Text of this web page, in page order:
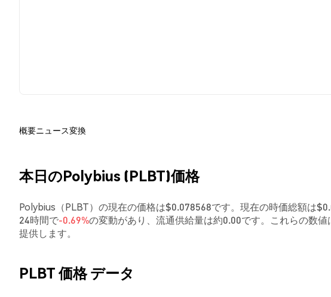
概要ニュース変換
本日のPolybius (PLBT)価格
Polybius（PLBT）の現在の価格は$0.078568です。現在の時価総額は
24時間で-0.69%の変動があり、流通供給量は約0.00です。これらの数
提供します。
PLBT 価格 データ